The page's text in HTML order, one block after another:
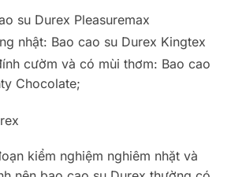
su Durex Pleasuremax
nhật: Bao cao su Durex Kingtex
cườm và có mùi thơm: Bao cao
Chocolate;
kiểm nghiệm nghiêm nhặt và